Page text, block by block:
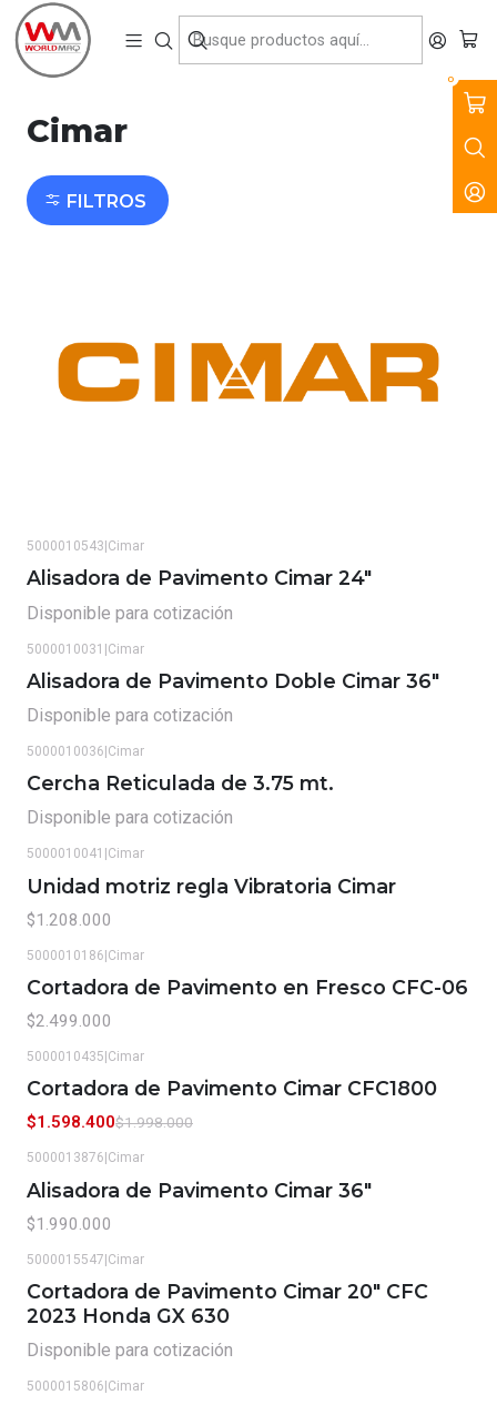
0
VENTA, ARRIENDO Y SERVICIO DE MAQUINARIA PARA LA
CONSTRUCCIÓN, MINERÍA E INDUSTRIA.
Inicio Marcas Cimar
Cimar
FILTROS
5000010543 Cimar
Alisadora de Pavimento Cimar 24"
Disponible para cotización
5000010031 |Cimar
Alisadora de Pavimento Doble Cimar 36"
Disponible para cotización
5000010036 Cimar
Cercha Reticulada de 3.75 mt.
Disponible para cotización
5000010041 Cimar
Unidad motriz regla Vibratoria Cimar
$1.208.000
5000010186|Cimar
Cortadora de Pavimento en Fresco CFC-06
$2.499.000
OFF
5000010435 Cimar
Cortadora de Pavimento Cimar CFC1800
$1.598.400$1.998.000
5000013876 Cimar
Alisadora de Pavimento Cimar 36"
$1.990.000
5000015547|Cimar
Cortadora de Pavimento Cimar 20" CFC
2023 Honda GX 630
Disponible para cotización
5000015806 Cimar